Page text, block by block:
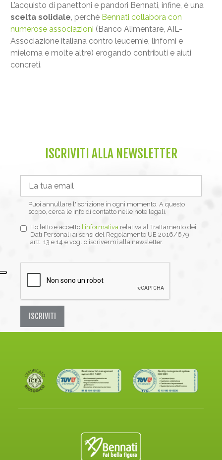
L’acquisto di panettoni e pandori Bennati, infine, è una
scelta solidale, perché Bennati collabora con
numerose associazioni (Banco Alimentare, AIL-
Associazione italiana contro leucemie, linfomi e
mieloma e molte altre) erogando contributi e aiuti
concreti.
ISCRIVITI ALLA NEWSLETTER
Puoi annullare l'iscrizione in ogni momento. A questo
scopo, cerca le info di contatto nelle note legali.
Ho letto e accetto l’informativa relativa al Trattamento dei
Dati Personali ai sensi del Regolamento UE 2016/679
artt. 13 e 14 e voglio iscrivermi alla newsletter.
ISCRIVITI